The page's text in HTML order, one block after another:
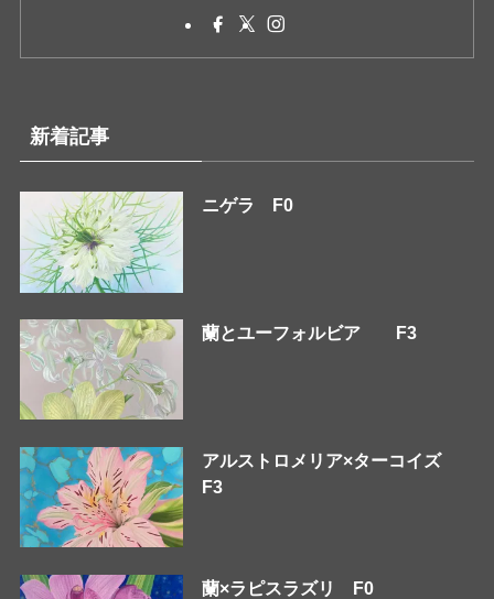
新着記事
ニゲラ F0
蘭とユーフォルビア F3
アルストロメリア×ターコイズ
F3
蘭×ラピスラズリ F0